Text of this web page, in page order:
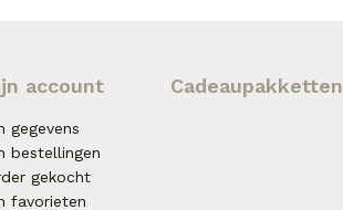
account
gegevens
bestellingen
gekocht
favorieten
Cadeaupakketten